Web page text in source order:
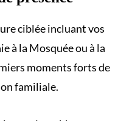
ciblée incluant vos
à la Mosquéeou à la
moments forts de
familiale.